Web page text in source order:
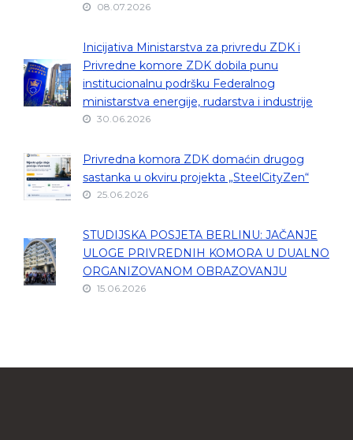
08.07.2026
Inicijativa Ministarstva za privredu ZDK i
Privredne komore ZDK dobila punu
institucionalnu podršku Federalnog
ministarstva energije, rudarstva i industrije
30.06.2026
Privredna komora ZDK domaćin drugog
sastanka u okviru projekta „SteelCityZen“
25.06.2026
STUDIJSKA POSJETA BERLINU: JAČANJE
ULOGE PRIVREDNIH KOMORA U DUALNO
ORGANIZOVANOM OBRAZOVANJU
15.06.2026